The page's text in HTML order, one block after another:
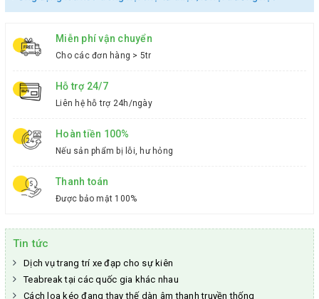
Miễn phí vận chuyển
Cho các đơn hàng > 5tr
Hỗ trợ 24/7
Liên hệ hỗ trợ 24h/ngày
Hoàn tiền 100%
Nếu sản phẩm bị lỗi, hư hỏng
Thanh toán
Được bảo mật 100%
Tin tức
Dịch vụ trang trí xe đạp cho sự kiên
Teabreak tại các quốc gia khác nhau
Cách loa kéo đang thay thế dàn âm thanh truyền thống